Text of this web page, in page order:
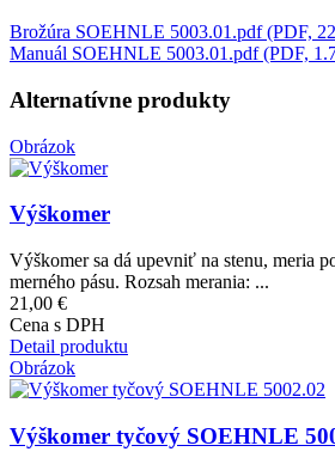
Brožúra SOEHNLE 5003.01.pdf (PDF,
Manuál SOEHNLE 5003.01.pdf (PDF,
Alternatívne produkty
Obrázok
Výškomer
Výškomer sa dá upevniť na stenu, meria
merného pásu. Rozsah merania: ...
21,00 €
Cena s DPH
Detail produktu
Obrázok
Výškomer tyčový SOEHNLE